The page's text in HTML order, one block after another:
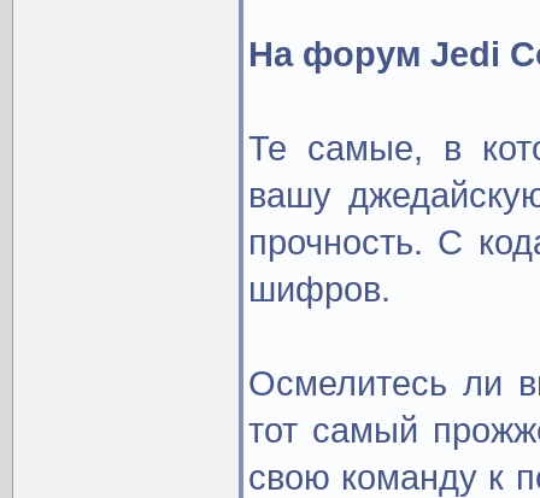
На форум Jedi
Те самые, в
вашу
прочность. С
шифров.
Осмелитесь ли
тот самый
свою команду к